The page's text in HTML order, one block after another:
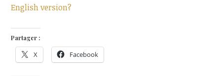
English version?
Partager :
X Facebook